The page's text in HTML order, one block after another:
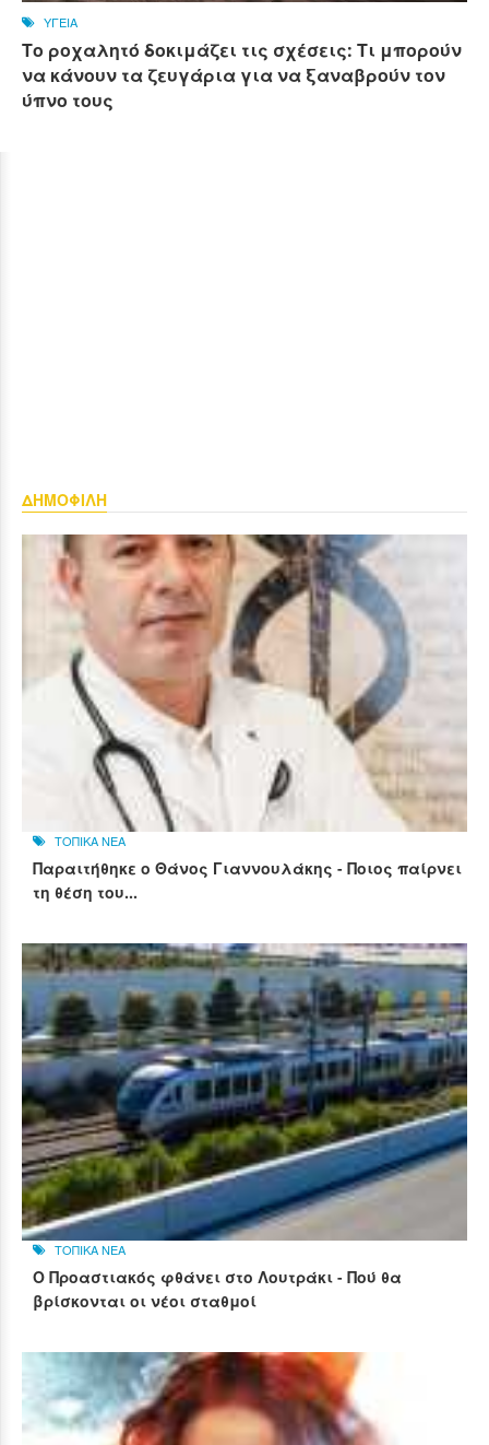
ΥΓΕΙΑ
Το ροχαλητό δοκιμάζει τις σχέσεις: Τι μπορούν
να κάνουν τα ζευγάρια για να ξαναβρούν τον
ύπνο τους
ΔΗΜΟΦΙΛΗ
ΤΟΠΙΚΑ ΝΕΑ
Παραιτήθηκε ο Θάνος Γιαννουλάκης - Ποιος παίρνει
τη θέση του...
ΤΟΠΙΚΑ ΝΕΑ
Ο Προαστιακός φθάνει στο Λουτράκι - Πού θα
βρίσκονται οι νέοι σταθμοί